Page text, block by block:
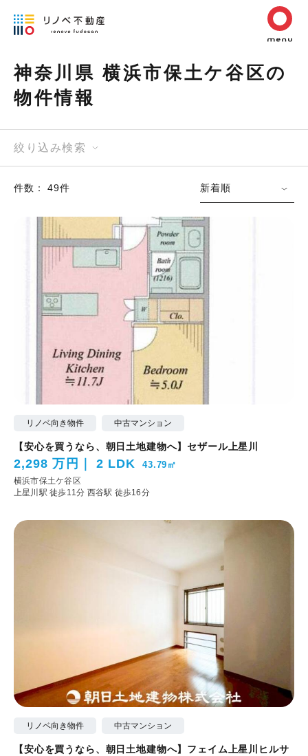
神奈川県 横浜市保土ケ谷区の
物件情報
絞り込み検索
件数： 49件 新着順
リノベ向き物件 中古マンション
【安心を買うなら、朝日土地建物へ】セザール上星川
2,298 万円 2 LDK 43.79㎡
横浜市保土ケ谷区
上星川駅 徒歩11分 西谷駅 徒歩16分
リノベ向き物件 中古マンション
【安心を買うなら、朝日土地建物へ】フェイム上星川ヒルサ